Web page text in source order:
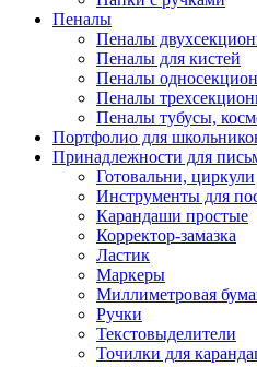
Пеналы
Пеналы
Пеналы для кистей
Пеналы
Пеналы
Пеналы тубусы,
Портфолио для
Принадлежности для
Готовальни, циркули
Инструменты для
Карандаши простые
Корректор-замазка
Ластик
Маркеры
Миллиметровая
Ручки
Текстовыделители
Точилки для